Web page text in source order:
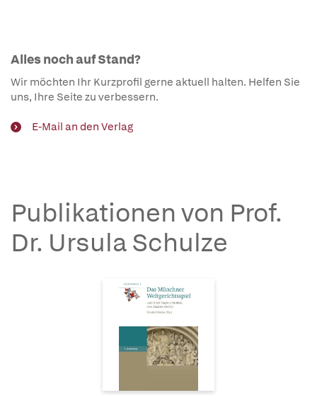
Alles noch auf Stand?
Wir möchten Ihr Kurzprofil gerne aktuell halten. Helfen Sie
uns, Ihre Seite zu verbessern.
E-Mail an den Verlag
Publikationen von Prof.
Dr. Ursula Schulze